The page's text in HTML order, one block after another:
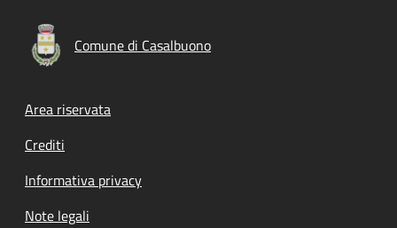
Comune di Casalbuono
Footer menu
Area riservata
Crediti
Informativa privacy
Note legali